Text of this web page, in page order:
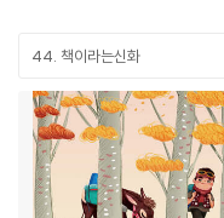
44. 책이라는신화